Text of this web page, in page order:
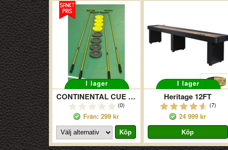
I lager
CONTINENTAL CUE SET
(0)
Från: 299 kr
I lager
Heritage 12FT
(7)
24 999 kr